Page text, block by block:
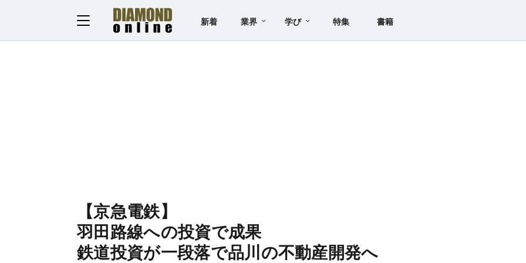
新着 業界 学び 特集 書籍
【京急電鉄】
羽田路線への投資で成果
鉄道投資が一段落で品川の不動産開発へ